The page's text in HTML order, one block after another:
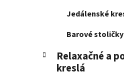
n
e
Jedálenské
Barové stoličky
Relaxačné a
kreslá